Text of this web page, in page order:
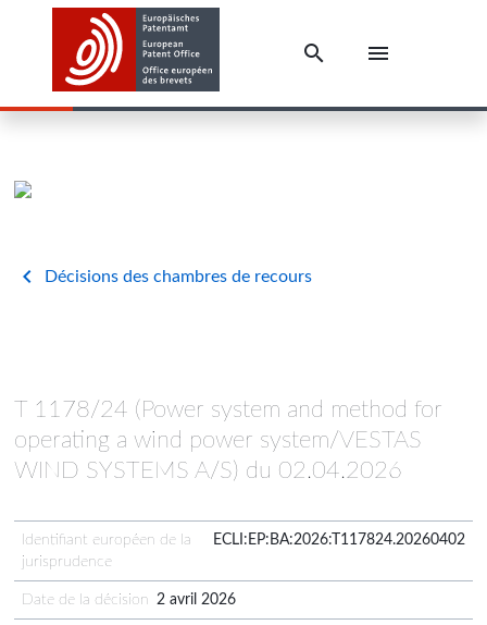
Décisions des chambres de recours
T 1178/24 (Power system and method for
operating a wind power system/VESTAS
WIND SYSTEMS A/S) du 02.04.2026
Identifiant européen de la
jurisprudence
ECLI:EP:BA:2026:T117824.20260402
Date de la décision 2 avril 2026